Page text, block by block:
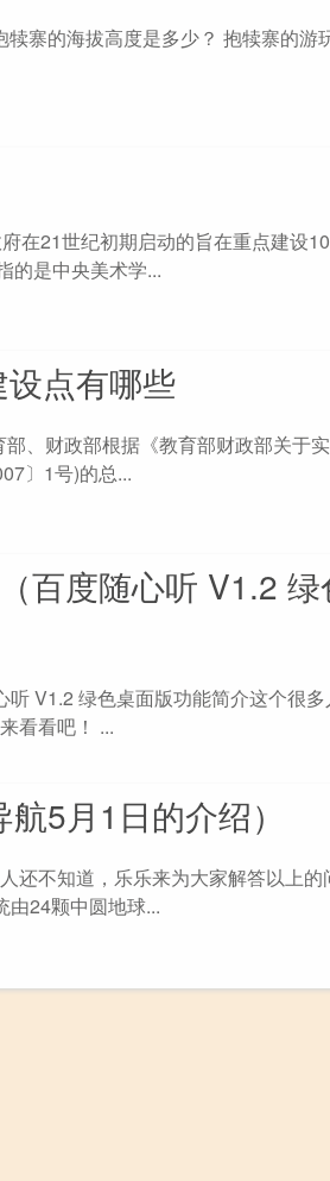
寨的海拔高度是多少？ 抱犊寨的游
在21世纪初期启动的旨在重点建设
的是中央美术学...
点有哪些
、财政部根据《教育部财政部关于
〕1号)的总...
百度随心听 V1.2 绿
V1.2 绿色桌面版功能简介这个很
看看吧！ ...
5月1日的介绍）
还不知道，乐乐来为大家解答以上的
由24颗中圆地球...